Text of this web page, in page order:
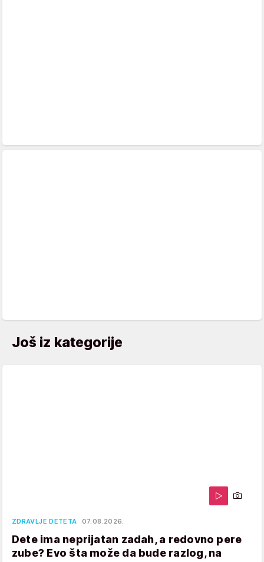
Još iz kategorije
ZDRAVLJE DETETA 07.08.2026.
Dete ima neprijatan zadah, a redovno pere
zube? Evo šta može da bude razlog, na